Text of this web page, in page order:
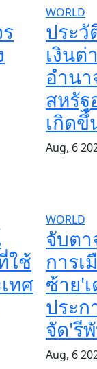
WORLD
ประ
เงินต่
อำน
สหรัฐ
เกิดขึ้
Aug, 6
ใช้
ทศ
WORLD
จับต
การเ
ซ้าย'
ประก
จัด'รี
Aug, 6